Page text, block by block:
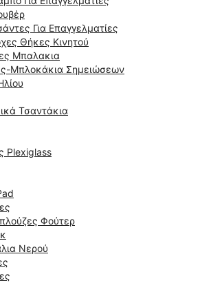
Για Επαγγελματίες
Θήκες Κινητού
Μπαλακια
Μπλοκάκια Σημειώσεων
Τσαντάκια
Plexiglass
Φούτερ
Νερού